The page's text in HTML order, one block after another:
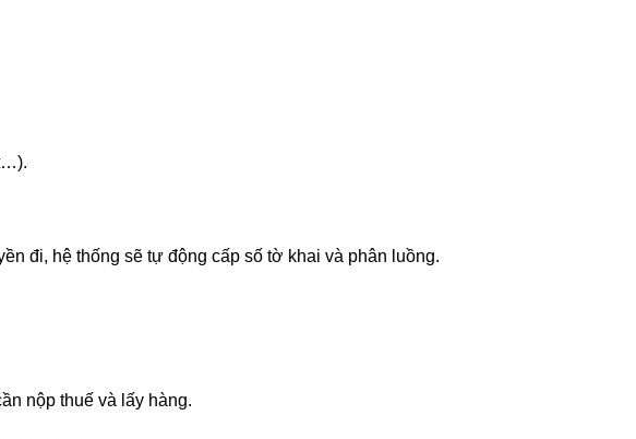
đi, hệ thống sẽ tự động cấp số tờ khai và phân luồng.
nộp thuế và lấy hàng.